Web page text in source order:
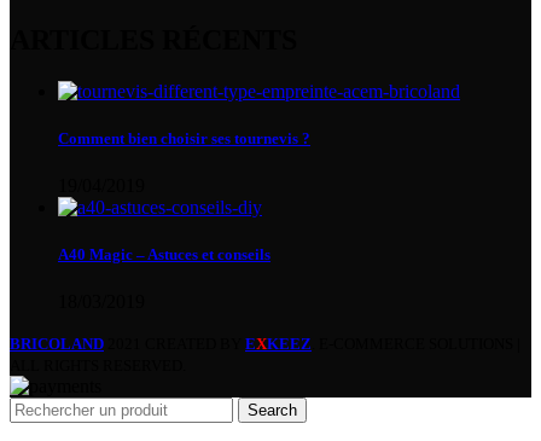
Comment bien choisir ses tournevis ?
A40 Magic – Astuces et conseils
BRICOLAND EXKEEZ
Search